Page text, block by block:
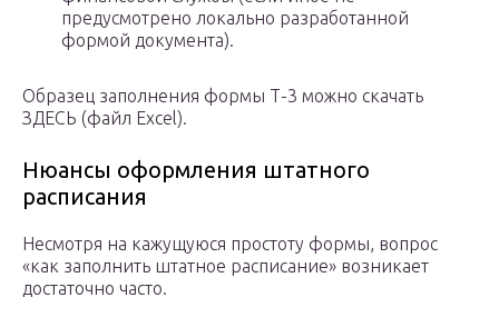
предусмотрено локально разработанной
формой документа).
Образец заполнения формы Т-3 можно скачать
ЗДЕСЬ (файл Excel).
Нюансы оформления штатного
расписания
Несмотря на кажущуюся простоту формы, вопрос
«как заполнить штатное расписание» возникает
достаточно часто.